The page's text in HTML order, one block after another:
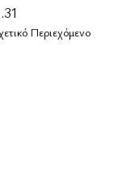
Περιεχόμενο